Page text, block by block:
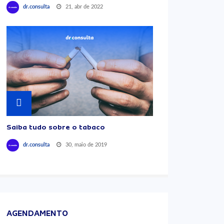
dr.consulta 21, abr de 2022
Saiba tudo sobre o tabaco
dr.consulta 30, maio de 2019
AGENDAMENTO